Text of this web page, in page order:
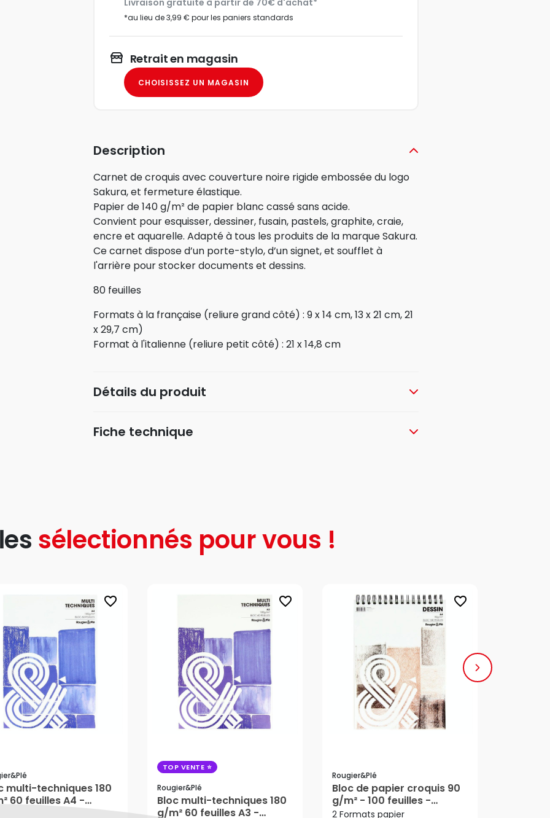
Livraison gratuite à partir de 70€ d'achat*
*au lieu de 3,99 € pour les paniers standards
Retrait en magasin
CHOISISSEZ UN MAGASIN
Description
Carnet de croquis avec couverture noire rigide embossée du logo
Sakura, et fermeture élastique.
Papier de 140 g/m² de papier blanc cassé sans acide.
Convient pour esquisser, dessiner, fusain, pastels, graphite, craie,
encre et aquarelle. Adapté à tous les produits de la marque Sakura.
Ce carnet dispose d’un porte-stylo, d’un signet, et soufflet à
l'arrière pour stocker documents et dessins.
80 feuilles
Formats à la française (reliure grand côté) : 9 x 14 cm, 13 x 21 cm, 21
x 29,7 cm)
Format à l'italienne (reliure petit côté) : 21 x 14,8 cm
Détails du produit
Fiche technique
sélectionnés pour vous !
favorite_border
multi-techniques 180
60 feuilles A4 -
favorite_border
TOP VENTE
Rougier&plé
Bloc multi-techniques 180
g/m² 60 feuilles A3 -
favorite_border
Rougier&plé
Bloc de papier croquis 90
g/m² - 100 feuilles -
Rougier&Plé
2 Formats papier
Dès 11,80 €